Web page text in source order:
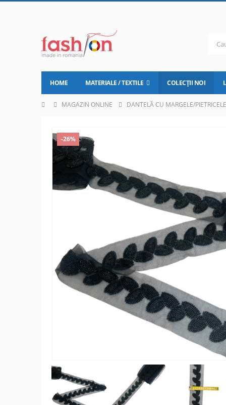
HOME MATERIALE / TEXTILE COLECȚII NOI
MAGAZIN ONLINE DANTELĂ CU MARGELE/PIETRICELE
-26%